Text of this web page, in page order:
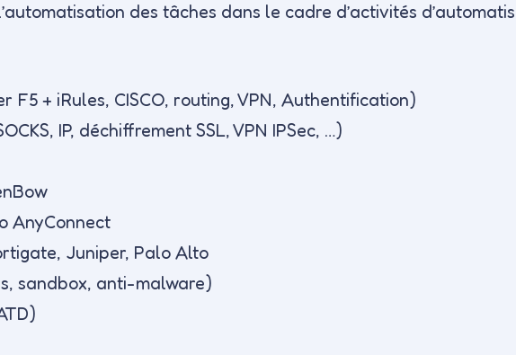
des tâches dans le cadre d’activités
F5 + iRules, CISCO, routing, VPN, Authentification)
IP, déchiffrement SSL, VPN IPSec, …)
AnyConnect
Juniper, Palo Alto
sandbox, anti-malware)